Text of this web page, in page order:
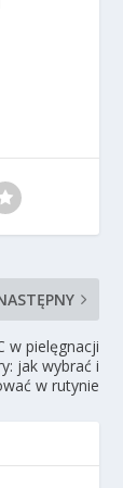
w pielęgnacji
jak wybrać i
w rutynie